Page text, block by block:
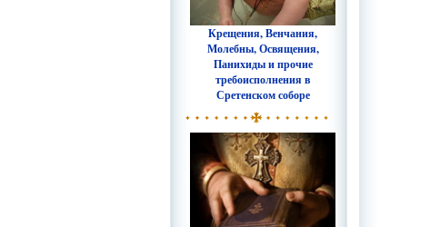
Крещения, Венчания,
Молебны, Освящения,
Панихиды и прочие
требоисполнения в
Сретенском соборе